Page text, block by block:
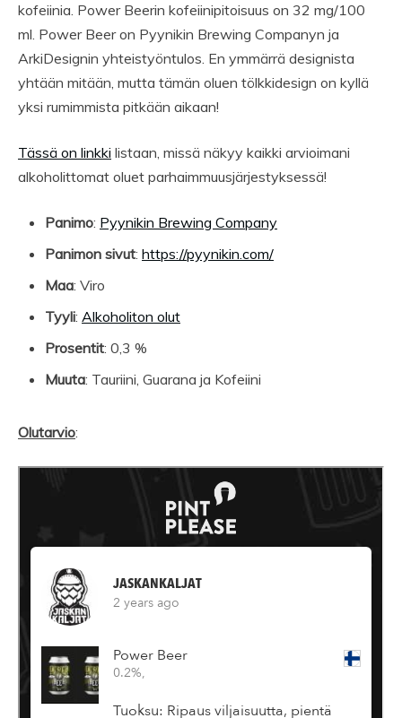
kofeiinia. Power Beerin kofeiinipitoisuus on 32 mg/100
ml. Power Beer on Pyynikin Brewing Companyn ja
ArkiDesignin yhteistyöntulos. En ymmärrä designista
yhtään mitään, mutta tämän oluen tölkkidesign on kyllä
yksi rumimmista pitkään aikaan!
Tässä on linkki listaan, missä näkyy kaikki arvioimani
alkoholittomat oluet parhaimmuusjärjestyksessä!
Panimo: Pyynikin Brewing Company
Panimon sivut: https://pyynikin.com/
Maa: Viro
Tyyli: Alkoholiton olut
Prosentit: 0,3 %
Muuta: Tauriini, Guarana ja Kofeiini
Olutarvio: